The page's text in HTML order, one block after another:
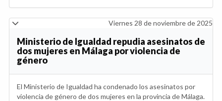
Viernes 28 de noviembre de 2025
Ministerio de Igualdad repudia asesinatos de
dos mujeres en Málaga por violencia de
género
El Ministerio de Igualdad ha condenado los asesinatos por
violencia de género de dos mujeres en la provincia de Málaga.